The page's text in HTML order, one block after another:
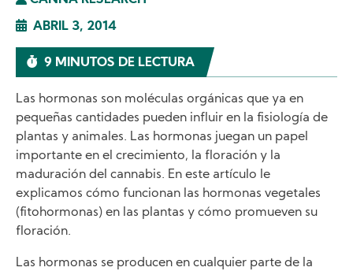
ABRIL 3, 2014
9 MINUTOS DE LECTURA
Las hormonas son moléculas orgánicas que ya en
pequeñas cantidades pueden influir en la fisiología de
plantas y animales. Las hormonas juegan un papel
importante en el crecimiento, la floración y la
maduración del cannabis. En este artículo le
explicamos cómo funcionan las hormonas vegetales
(fitohormonas) en las plantas y cómo promueven su
floración.
Las hormonas se producen en cualquier parte de la